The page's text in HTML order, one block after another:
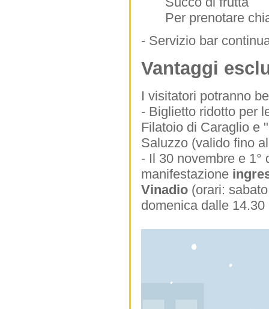
Per prenotare
- Servizio bar
Vantaggi
I visitatori potranno
- Biglietto ridotto per
Filatoio di Caraglio e "
Saluzzo (valido fino
- Il 30 novembre e
manifestazione
Vinadio (orari:
domenica dalle 14.30